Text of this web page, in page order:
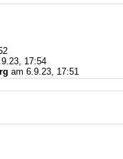
17:54
am 6.9.23, 17:51